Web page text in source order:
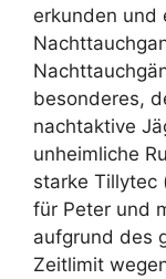
erkunden und
besonderes,
nachtaktive
unheimliche
starke Tillytec
für Peter und
aufgrund des
Zeitlimit